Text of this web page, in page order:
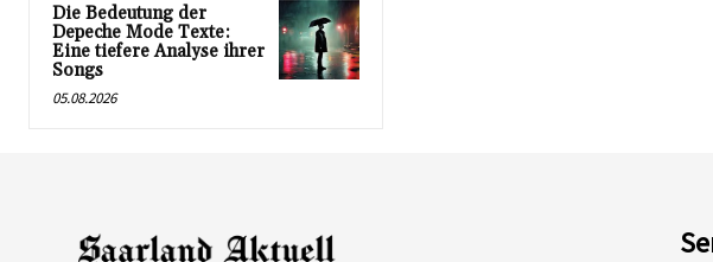
Die Bedeutung der
Depeche Mode Texte:
Eine tiefere Analyse ihrer
Songs
05.08.2026